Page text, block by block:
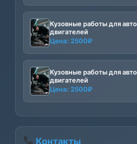
Кузовные работы для
двигателей
Цена: 2500₽
Кузовные работы для
двигателей
Цена: 2500₽
Контакты